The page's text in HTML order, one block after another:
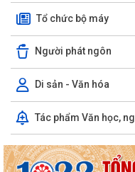
Tổ chức bộ máy
Người phát ngôn
Di sản - Văn hóa
Tác phẩm Văn học,